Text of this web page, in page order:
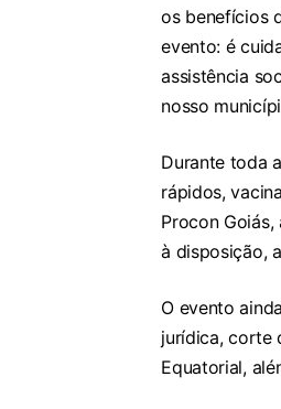
os benefícios
evento: é
assistência
nosso
Durante toda
rápidos,
Procon
à disposição,
O evento
jurídica, corte
Equatorial,